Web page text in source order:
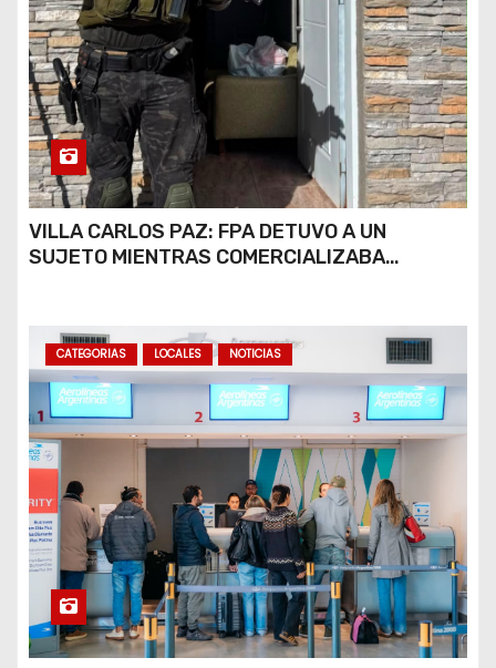
VILLA CARLOS PAZ: FPA DETUVO A UN
SUJETO MIENTRAS COMERCIALIZABA
CATEGORIAS LOCALES NOTICIAS